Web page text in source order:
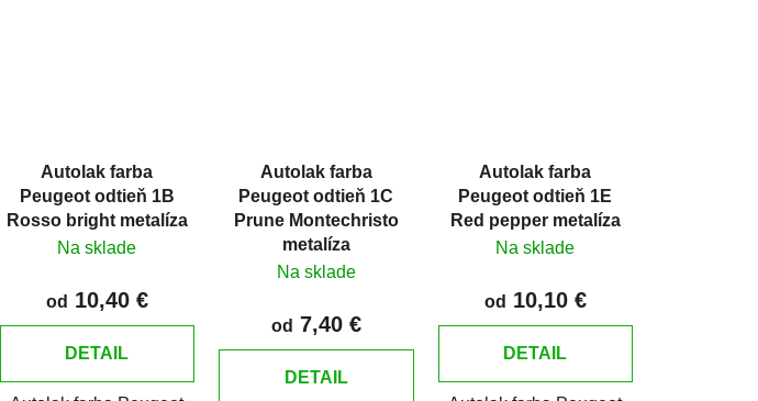
Autolak farba
Peugeot odtieň 1B
Rosso bright metalíza
Na sklade
od 10,40 €
DETAIL
Autolak farba
Peugeot odtieň 1C
Prune Montechristo
metalíza
Na sklade
od 7,40 €
DETAIL
Autolak farba
Peugeot odtieň 1E
Red pepper metalíza
Na sklade
od 10,10 €
DETAIL